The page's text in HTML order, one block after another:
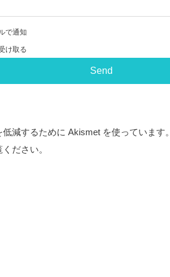
で通知
け取る
減するために Akismet を使っています。
ください。